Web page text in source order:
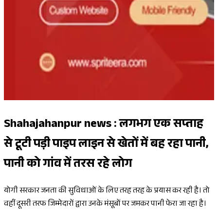
Shahajahanpur news : लगभग एक सप्ताह
से टूटी पड़ी पाइप लाइन से खेतों में बह रहा पानी,
पानी को गांव में तरस रहे लोग
योगी सरकार जनता की सुविधाओं के लिए तरह तरह के प्रयास कर रही है। तो
वहीं दूसरी तरफ जिम्मेदारों द्वारा उनके मंसूबों पर जमकर पानी फेरा जा रहा है।